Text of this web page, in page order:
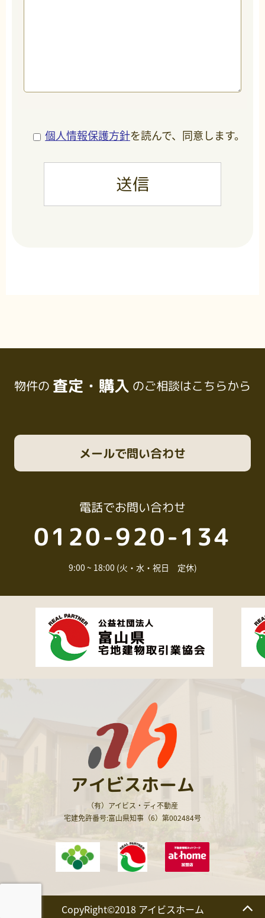
個人情報保護方針を読んで、同意します。
物件の 査定・購入 のご相談はこちらから
電話でお問い合わせ
0120-920-134
9:00 ~ 18:00 (火・水・祝日 定休)
メールで問い合わせ
アイビスホーム
（有）アイビス・ディ不動産
宅建免許番号:富山県知事（6）第002484号
CopyRight©2018 アイビスホーム